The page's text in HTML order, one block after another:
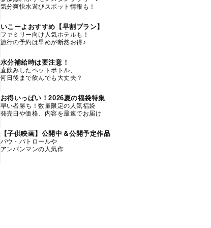
気分爽快水遊びスポット情報も！
いこーよおすすめ【早割プラン】
ファミリー向け人気ホテルも！
旅行の予約は早めが断然お得♪
水分補給時は要注意！
直飲みしたペットボトル、
何日後まで飲んでも大丈夫？
お得いっぱい！2026夏の福袋特集
早い者勝ち！数量限定の人気福袋
発売日や価格、内容を最速でお届け
【子供映画】公開中＆公開予定作品
パウ・パトロールや
アンパンマンの人気作